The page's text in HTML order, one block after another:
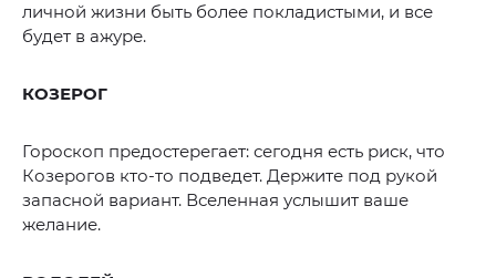
личной жизни быть более покладистыми, и все
будет в ажуре.
КОЗЕРОГ
Гороскоп предостерегает: сегодня есть риск, что
Козерогов кто-то подведет. Держите под рукой
запасной вариант. Вселенная услышит ваше
желание.